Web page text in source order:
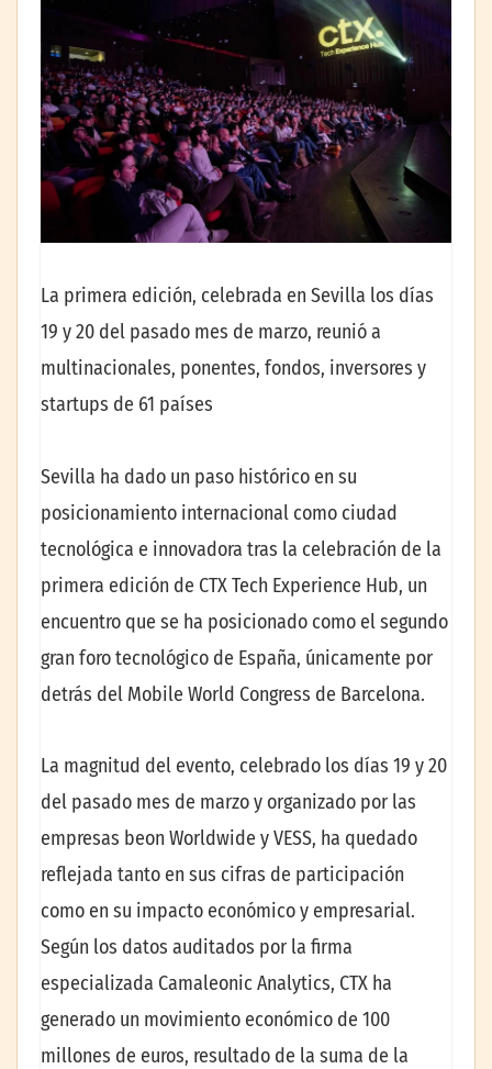
La primera edición, celebrada en Sevilla los días
19 y 20 del pasado mes de marzo, reunió a
multinacionales, ponentes, fondos, inversores y
startups de 61 países
Sevilla ha dado un paso histórico en su
posicionamiento internacional como ciudad
tecnológica e innovadora tras la celebración de la
primera edición de CTX Tech Experience Hub, un
encuentro que se ha posicionado como el segundo
gran foro tecnológico de España, únicamente por
detrás del Mobile World Congress de Barcelona.
La magnitud del evento, celebrado los días 19 y 20
del pasado mes de marzo y organizado por las
empresas beon Worldwide y VESS, ha quedado
reflejada tanto en sus cifras de participación
como en su impacto económico y empresarial.
Según los datos auditados por la firma
especializada Camaleonic Analytics, CTX ha
generado un movimiento económico de 100
millones de euros, resultado de la suma de la